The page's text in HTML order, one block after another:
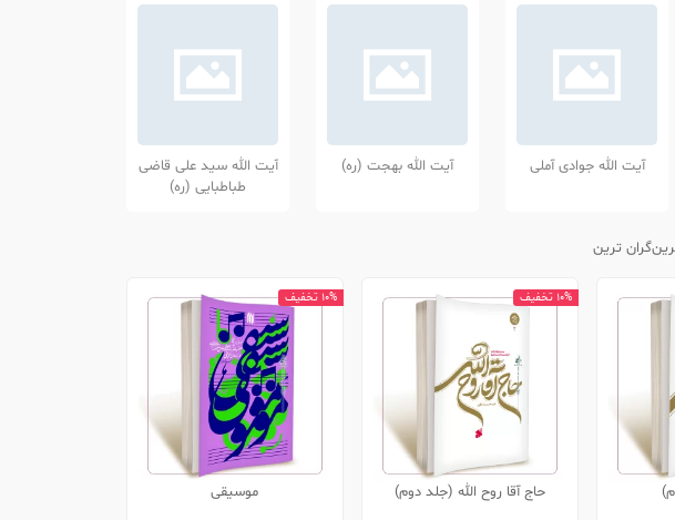
آیت الله جوادی آملی آیت الله بهجت (ره)
آیت الله سید علی قاضی
طباطبایی (ره)
گران ترین
حاج آقا روح الله (جلد دوم)
10% تخفیف
موسیقی
10% تخفیف